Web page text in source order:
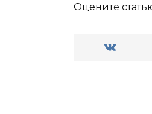
Оцените